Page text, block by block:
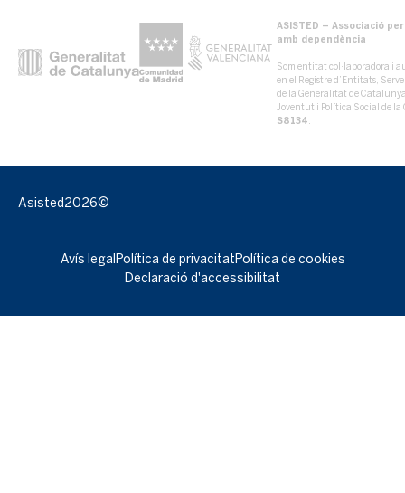
ASISTED – Associació
amb dependència
Som entitat col·laboradora i
en el Registre d’Entitats,
de la Generalitat de
Joventut i Política Social de
S8134 .
Asisted 2026©
Avís legal Política de privacitat Política de cookies
Declaració d'accessibilitat